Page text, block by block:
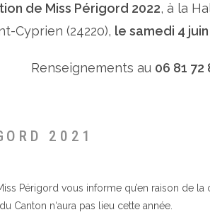
de Miss Périgord 2022, à la
Cyprien (24220), le samedi 4
Renseignements au 06 81 72
2021
Périgord vous informe qu’en raison de la
Canton n‘aura pas lieu cette année.